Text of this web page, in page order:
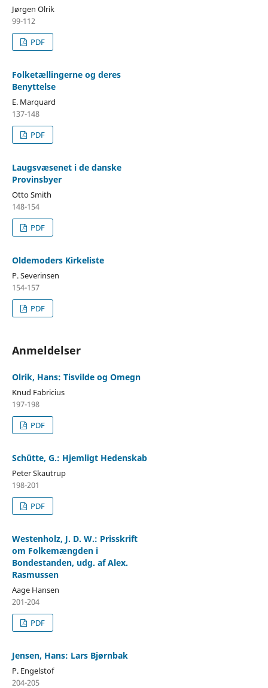
Jørgen Olrik
99-112
PDF
Folketællingerne og deres
Benyttelse
E. Marquard
137-148
PDF
Laugsvæsenet i de danske
Provinsbyer
Otto Smith
148-154
PDF
Oldemoders Kirkeliste
P. Severinsen
154-157
PDF
Anmeldelser
Olrik, Hans: Tisvilde og Omegn
Knud Fabricius
197-198
PDF
Schütte, G.: Hjemligt Hedenskab
Peter Skautrup
198-201
PDF
Westenholz, J. D. W.: Prisskrift
om Folkemængden i
Bondestanden, udg. af Alex.
Rasmussen
Aage Hansen
201-204
PDF
Jensen, Hans: Lars Bjørnbak
P. Engelstof
204-205